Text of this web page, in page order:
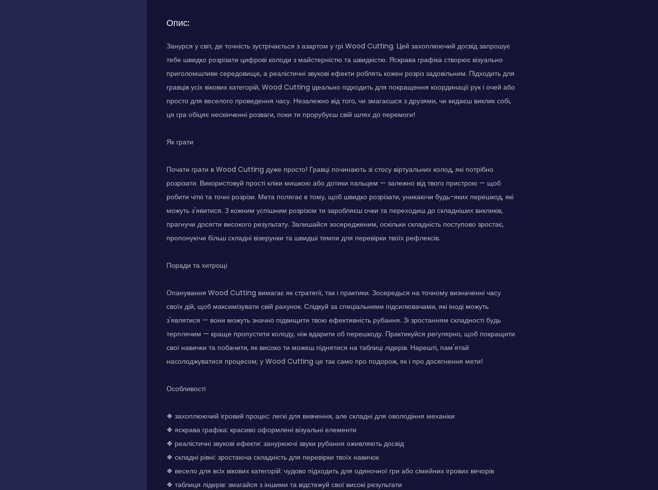
Опис:
Занурся у світ, де точність зустрічається з азартом у грі Wood Cutting. Цей захоплюючий досвід запрошує
тебе швидко розрізати цифрові колоди з майстерністю та швидкістю. Яскрава графіка створює візуально
приголомшливе середовище, а реалістичні звукові ефекти роблять кожен розріз задовільним. Підходить для
гравців усіх вікових категорій, Wood Cutting ідеально підходить для покращення координації рук і очей або
просто для веселого проведення часу. Незалежно від того, чи змагаєшся з друзями, чи кидаєш виклик собі,
ця гра обіцяє нескінченні розваги, поки ти прорубуєш свій шлях до перемоги!
Як грати
Почати грати в Wood Cutting дуже просто! Гравці починають зі стосу віртуальних колод, які потрібно
розрізати. Використовуй прості кліки мишкою або дотики пальцем — залежно від твого пристрою — щоб
робити чіткі та точні розрізи. Мета полягає в тому, щоб швидко розрізати, уникаючи будь-яких перешкод, які
можуть з'явитися. З кожним успішним розрізом ти заробляєш очки та переходиш до складніших викликів,
прагнучи досягти високого результату. Залишайся зосередженим, оскільки складність поступово зростає,
пропонуючи більш складні візерунки та швидші темпи для перевірки твоїх рефлексів.
Поради та хитрощі
Опанування Wood Cutting вимагає як стратегії, так і практики. Зосередься на точному визначенні часу
своїх дій, щоб максимізувати свій рахунок. Слідкуй за спеціальними підсилювачами, які іноді можуть
з'являтися — вони можуть значно підвищити твою ефективність рубання. Зі зростанням складності будь
терплячим — краще пропустити колоду, ніж вдарити об перешкоду. Практикуйся регулярно, щоб покращити
свої навички та побачити, як високо ти можеш піднятися на таблиці лідерів. Нарешті, пам'ятай
насолоджуватися процесом; у Wood Cutting це так само про подорож, як і про досягнення мети!
Особливості
❖ захоплюючий ігровий процес: легкі для вивчення, але складні для оволодіння механіки
❖ яскрава графіка: красиво оформлені візуальні елементи
❖ реалістичні звукові ефекти: занурюючі звуки рубання оживляють досвід
❖ складні рівні: зростаюча складність для перевірки твоїх навичок
❖ весело для всіх вікових категорій: чудово підходить для одиночної гри або сімейних ігрових вечорів
❖ таблиця лідерів: змагайся з іншими та відстежуй свої високі результати